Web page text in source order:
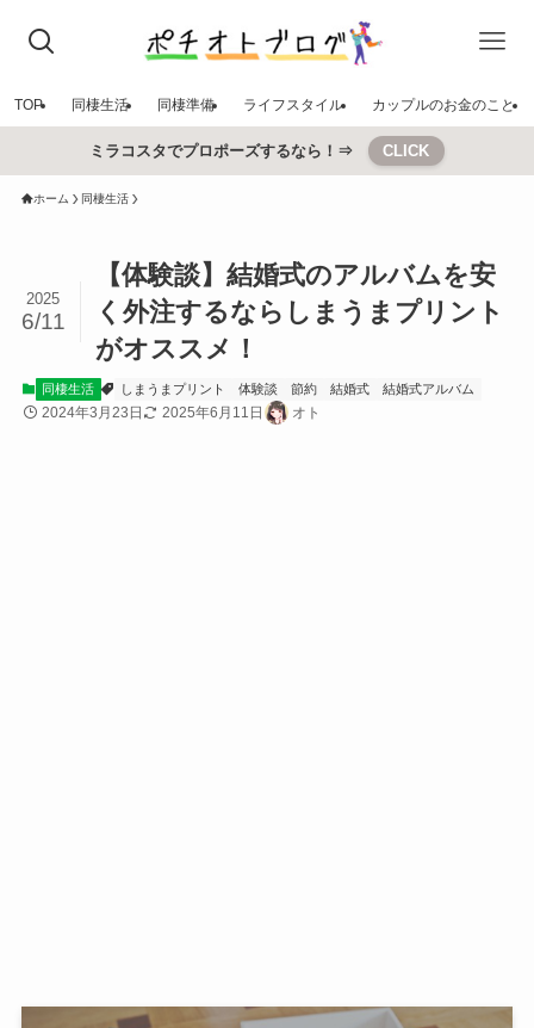
TOP 同棲生活 同棲準備 ライフスタイル カップルのお金のこと
ミラコスタでプロポーズするなら！⇒ CLICK
ホーム 同棲生活
【体験談】結婚式のアルバムを安
く外注するならしまうまプリント
がオススメ！
2025
6/11
同棲生活 しまうまプリント 体験談 節約 結婚式 結婚式アルバム
2024年3月23日 2025年6月11日 オト